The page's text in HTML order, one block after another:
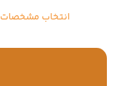
انتخاب مشخصات